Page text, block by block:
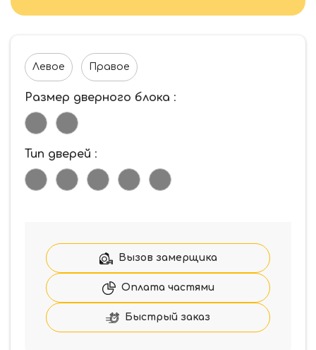
Левое Правое
Размер дверного блока :
Тип дверей :
Вызов замерщика
Оплата частями
Быстрый заказ